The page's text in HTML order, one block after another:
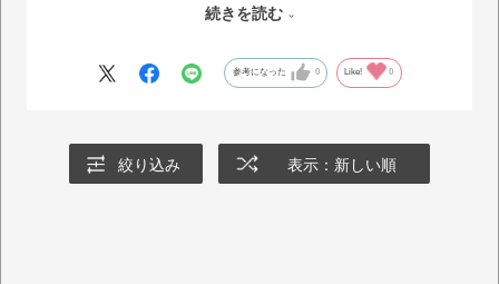
あとベルトの裏側も履いてると靴擦れが起こるため裏側に縫い目が
続きを読む
参考になった 0 Like! 0
絞り込み 表示：新しい順